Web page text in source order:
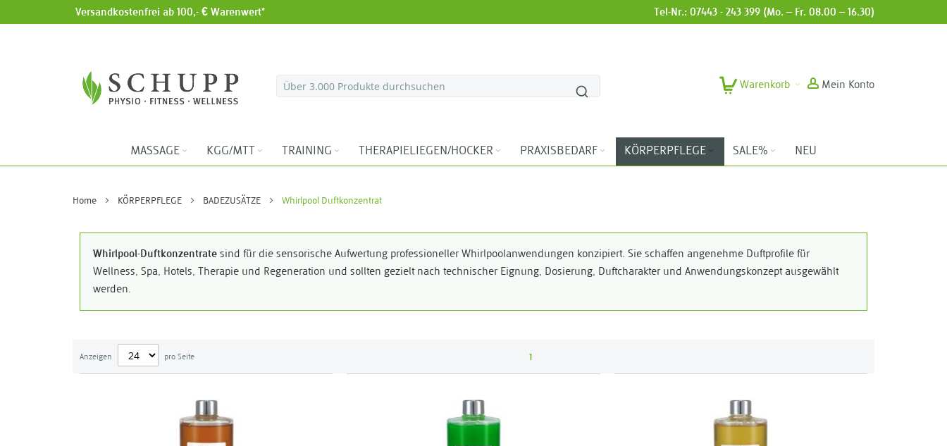
Direkt zum Inhalt
Versandkostenfrei ab 100,- € Warenwert* Tel-Nr.: 07443 - 243 399 (Mo. – Fr. 08.00 – 16.30)
Mein Konto
Warenkorb
MASSAGE KGG/MTT TRAINING THERAPIELIEGEN/HOCKER PRAXISBEDARF KÖRPERPFLEGE SALE% NEU
Home KÖRPERPFLEGE BADEZUSÄTZE Whirlpool Duftkonzentrat
Whirlpool-Duftkonzentrate sind für die sensorische Aufwertung professioneller Whirlpoolanwendungen konzipiert. Sie schaffen angenehme Duftprofile für
Wellness, Spa, Hotels, Therapie und Regeneration und sollten gezielt nach technischer Eignung, Dosierung, Duftcharakter und Anwendungskonzept ausgewählt
werden.
Anzeigen pro Seite 1